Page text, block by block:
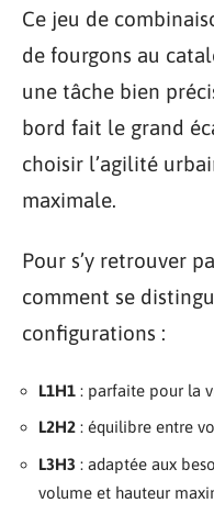
Ce jeu de
de fourgons au
une tâche bien
bord fait le grand
choisir l’agilité
maximale.
Pour s’y retrouver
comment se
configurations :
L1H1 : parfaite pour la
L2H2 : équilibre entre
L3H3 : adaptée aux
volume et hauteur